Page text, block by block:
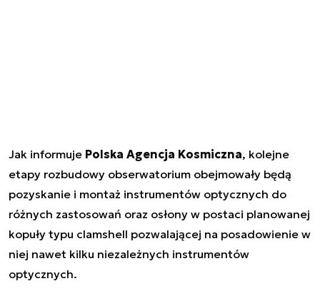
Jak informuje Polska Agencja Kosmiczna, kolejne
etapy rozbudowy obserwatorium obejmowały będą
pozyskanie i montaż instrumentów optycznych do
różnych zastosowań oraz osłony w postaci planowanej
kopuły typu clamshell pozwalającej na posadowienie w
niej nawet kilku niezależnych instrumentów
optycznych.